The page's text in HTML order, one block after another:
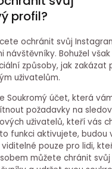
profil?
ochránit svůj
návštěvníky. Bohužel
způsoby, jak zakázat
uživatelům.
Soukromý účet, která
požadavky na
uživatelů, kteří vás
funkci aktivujete, budou
pouze pro lidi,
můžete chránit